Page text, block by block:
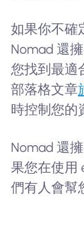
如果你不確
Nomad 還
您找到最適
部落格文章
時控制您的
Nomad 還
果您在使用
們有人會幫